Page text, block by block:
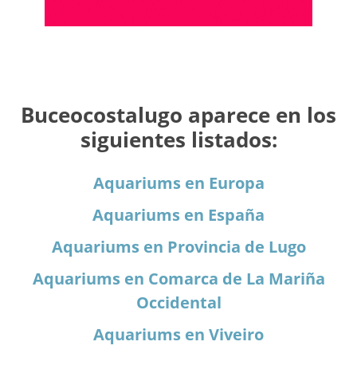
Buceocostalugo aparece en los
siguientes listados:
Aquariums en Europa
Aquariums en España
Aquariums en Provincia de Lugo
Aquariums en Comarca de La Mariña
Occidental
Aquariums en Viveiro